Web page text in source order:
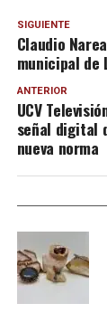
SIGUIENTE
Claudio
municipal de
ANTERIOR
UCV
señal digital
nueva norma